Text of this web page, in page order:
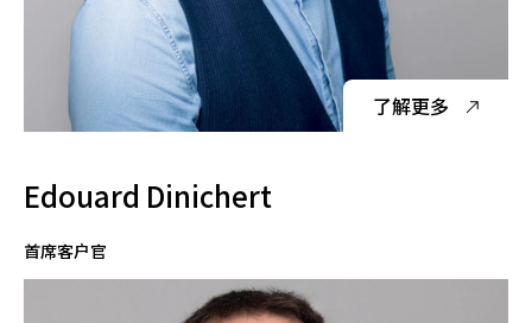
了解更多
Edouard Dinichert
首席客户官